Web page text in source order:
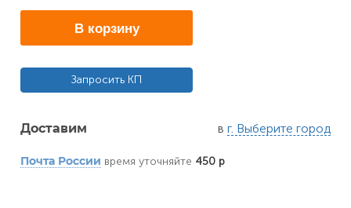
В корзину
Запросить КП
Доставим в г. Выберите город
Почта России время уточняйте 450 р